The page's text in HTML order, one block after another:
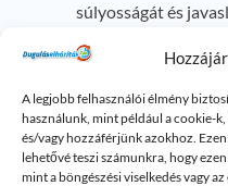
A legjobb felhasználói élmény
használunk, mint például a cookie-
és/vagy hozzáférjünk azokhoz.
lehetővé teszi számunkra, hogy
mint a böngészési viselkedés vagy
súlyosságát és
lépésekre.
Automatizált
tisztítórendszerek
szaktudást, amelyet
szakszerűen meg